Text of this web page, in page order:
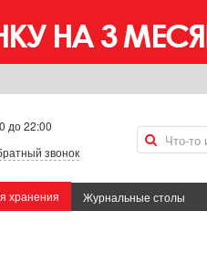
до 22:00
звонок
хранения Журнальные столы